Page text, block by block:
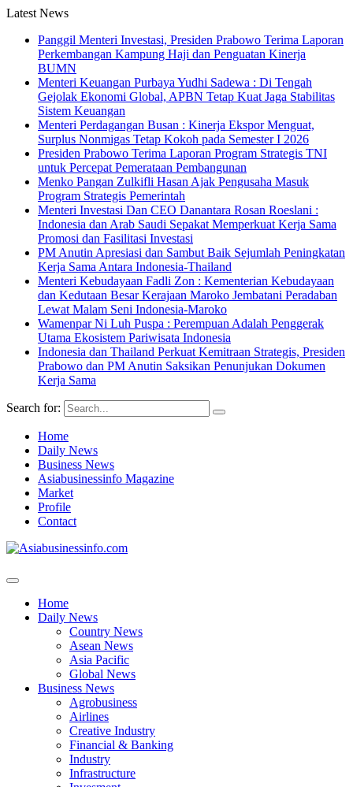
Latest News
Panggil Menteri Investasi, Presiden Prabowo Terima Laporan
Perkembangan Kampung Haji dan Penguatan Kinerja
BUMN
Menteri Keuangan Purbaya Yudhi Sadewa : Di Tengah
Gejolak Ekonomi Global, APBN Tetap Kuat Jaga Stabilitas
Sistem Keuangan
Menteri Perdagangan Busan : Kinerja Ekspor Menguat,
Surplus Nonmigas Tetap Kokoh pada Semester I 2026
Presiden Prabowo Terima Laporan Program Strategis TNI
untuk Percepat Pemerataan Pembangunan
Menko Pangan Zulkifli Hasan Ajak Pengusaha Masuk
Program Strategis Pemerintah
Menteri Investasi Dan CEO Danantara Rosan Roeslani :
Indonesia dan Arab Saudi Sepakat Memperkuat Kerja Sama
Promosi dan Fasilitasi Investasi
PM Anutin Apresiasi dan Sambut Baik Sejumlah Peningkatan
Kerja Sama Antara Indonesia-Thailand
Menteri Kebudayaan Fadli Zon : Kementerian Kebudayaan
dan Kedutaan Besar Kerajaan Maroko Jembatani Peradaban
Lewat Malam Seni Indonesia-Maroko
Wamenpar Ni Luh Puspa : Perempuan Adalah Penggerak
Utama Ekosistem Pariwisata Indonesia
Indonesia dan Thailand Perkuat Kemitraan Strategis, Presiden
Prabowo dan PM Anutin Saksikan Penunjukan Dokumen
Kerja Sama
Search for:
Home
Daily News
Business News
Asiabusinessinfo Magazine
Market
Profile
Contact
Home
Daily News
Country News
Asean News
Asia Pacific
Global News
Business News
Agrobusiness
Airlines
Creative Industry
Financial & Banking
Industry
Infrastructure